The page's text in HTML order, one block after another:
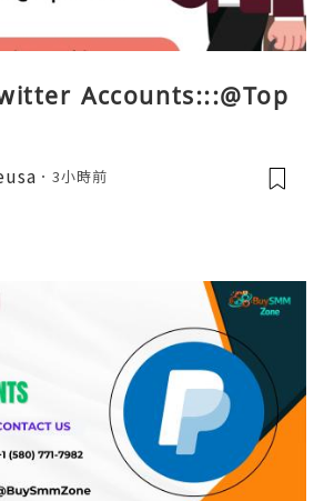
Accounts:::@Top
3小時前